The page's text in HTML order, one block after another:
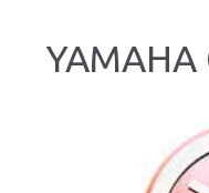
YAMAHA